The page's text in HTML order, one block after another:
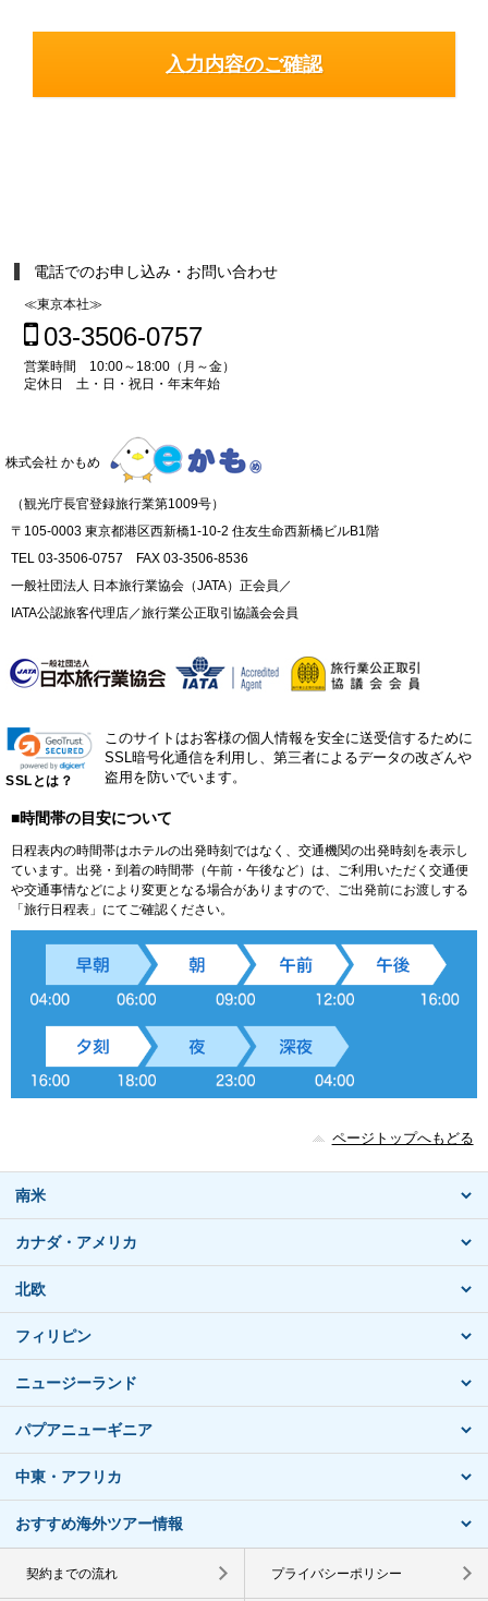
電話でのお申し込み・お問い合わせ
≪東京本社≫
03-3506-0757
営業時間 10:00～18:00（月～金）
定休日 土・日・祝日・年末年始
株式会社 かもめ
（観光庁長官登録旅行業第1009号）
〒105-0003 東京都港区西新橋1-10-2 住友生命西新橋ビルB1階
TEL 03-3506-0757 FAX 03-3506-8536
一般社団法人 日本旅行業協会（JATA）正会員／
IATA公認旅客代理店／旅行業公正取引協議会会員
SSLとは？
このサイトはお客様の個人情報を安全に送受信するために
SSL暗号化通信を利用し、第三者によるデータの改ざんや
盗用を防いでいます。
■時間帯の目安について
日程表内の時間帯はホテルの出発時刻ではなく、交通機関の出発時刻を表示し
ています。出発・到着の時間帯（午前・午後など）は、ご利用いただく交通便
や交通事情などにより変更となる場合がありますので、ご出発前にお渡しする
「旅行日程表」にてご確認ください。
ページトップへもどる
南米
カナダ・アメリカ
北欧
フィリピン
ニュージーランド
パプアニューギニア
中東・アフリカ
おすすめ海外ツアー情報
契約までの流れ プライバシーポリシー